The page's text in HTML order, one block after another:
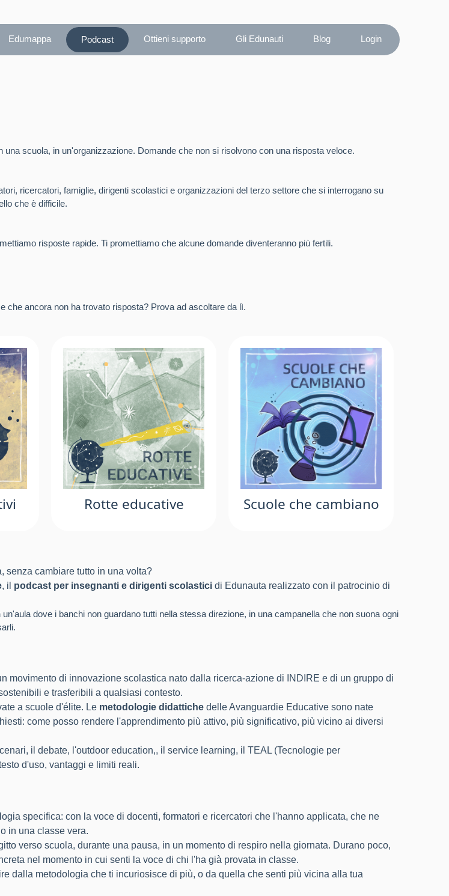
Edumappa Podcast Ottieni supporto Gli Edunauti Blog Login
scuola, in un'organizzazione. Domande che non si risolvono con una risposta veloce.
ricercatori, famiglie, dirigenti scolastici e organizzazioni del terzo settore che si interrogano su
che è difficile.
risposte rapide. Ti promettiamo che alcune domande diventeranno più fertili.
che ancora non ha trovato risposta? Prova ad ascoltare da lì.
Rotte educative Scuole che cambiano
senza cambiare tutto in una volta?
, il podcast per insegnanti e dirigenti scolasticidi Edunauta realizzato con il patrocinio di
dove i banchi non guardano tutti nella stessa direzione, in una campanella che non suona ogni
movimento di innovazione scolastica nato dalla ricerca-azione di INDIRE e di un gruppo di
e trasferibili a qualsiasi contesto.
a scuole d'élite. Le metodologie didattiche delle Avanguardie Educative sono nate
come posso rendere l'apprendimento più attivo, più significativo, più vicino ai diversi
il debate, l'outdoor education,, il service learning, il TEAL (Tecnologie per
d'uso, vantaggi e limiti reali.
specifica: con la voce di docenti, formatori e ricercatori che l'hanno applicata, che ne
in una classe vera.
verso scuola, durante una pausa, in un momento di respiro nella giornata. Durano poco,
nel momento in cui senti la voce di chi l'ha già provata in classe.
dalla metodologia che ti incuriosisce di più, o da quella che senti più vicina alla tua